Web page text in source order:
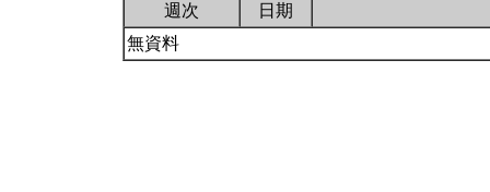
週次
日期
無資料